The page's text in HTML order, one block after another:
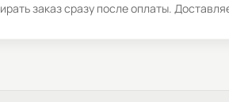
заказ сразу после оплаты.